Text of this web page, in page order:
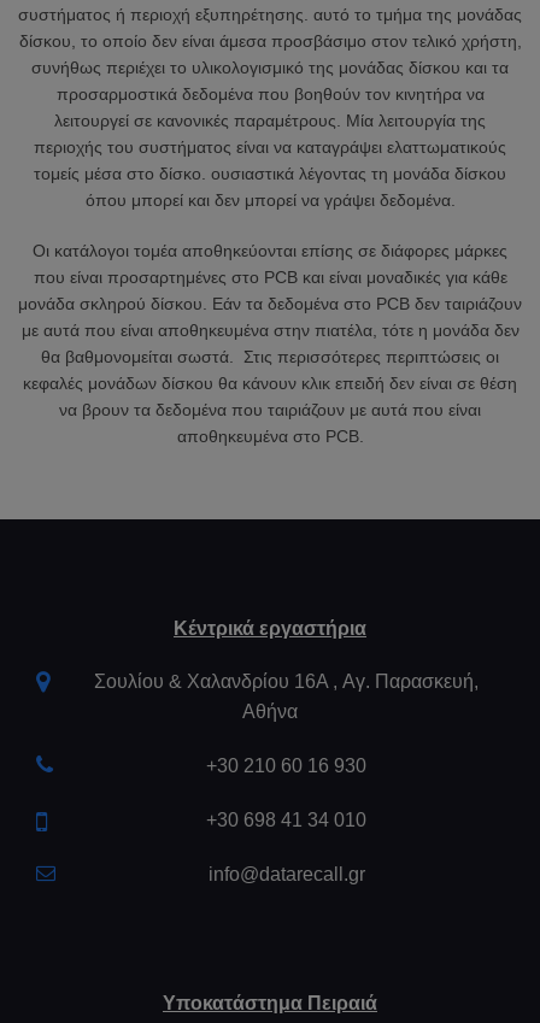
συστήματος ή περιοχή εξυπηρέτησης. αυτό το τμήμα της μονάδας
δίσκου, το οποίο δεν είναι άμεσα προσβάσιμο στον τελικό χρήστη,
συνήθως περιέχει το υλικολογισμικό της μονάδας δίσκου και τα
προσαρμοστικά δεδομένα που βοηθούν τον κινητήρα να
λειτουργεί σε κανονικές παραμέτρους. Μία λειτουργία της
περιοχής του συστήματος είναι να καταγράψει ελαττωματικούς
τομείς μέσα στο δίσκο. ουσιαστικά λέγοντας τη μονάδα δίσκου
όπου μπορεί και δεν μπορεί να γράψει δεδομένα.
Οι κατάλογοι τομέα αποθηκεύονται επίσης σε διάφορες μάρκες
που είναι προσαρτημένες στο PCB και είναι μοναδικές για κάθε
μονάδα σκληρού δίσκου. Εάν τα δεδομένα στο PCB δεν ταιριάζουν
με αυτά που είναι αποθηκευμένα στην πιατέλα, τότε η μονάδα δεν
θα βαθμονομείται σωστά. Στις περισσότερες περιπτώσεις οι
κεφαλές μονάδων δίσκου θα κάνουν κλικ επειδή δεν είναι σε θέση
να βρουν τα δεδομένα που ταιριάζουν με αυτά που είναι
αποθηκευμένα στο PCB.
Κέντρικά εργαστήρια
Σουλίου & Χαλανδρίου 16Α , Aγ. Παρασκευή,
Αθήνα
+30 210 60 16 930
+30 698 41 34 010
info@datarecall.gr
Υποκατάστημα Πειραιά